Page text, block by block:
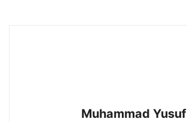
Muhammad Yusuf